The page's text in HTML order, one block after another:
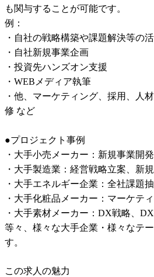
も関与することが可能です。
例：
・自社の戦略構築や課題解決等の
・自社新規事業企画
・投資先ハンズオン支援
・WEBメディア執筆
・他、マーケティング、採用、人
修 など
●プロジェクト事例
・大手小売メーカー：新規事業開発
・大手製造業：経営戦略立案、新
・大手エネルギー企業：全社課題
・大手化粧品メーカー：マーケテ
・大手素材メーカー：DX戦略、
等々、様々な大手企業・様々なテ
す。
この求人の魅力